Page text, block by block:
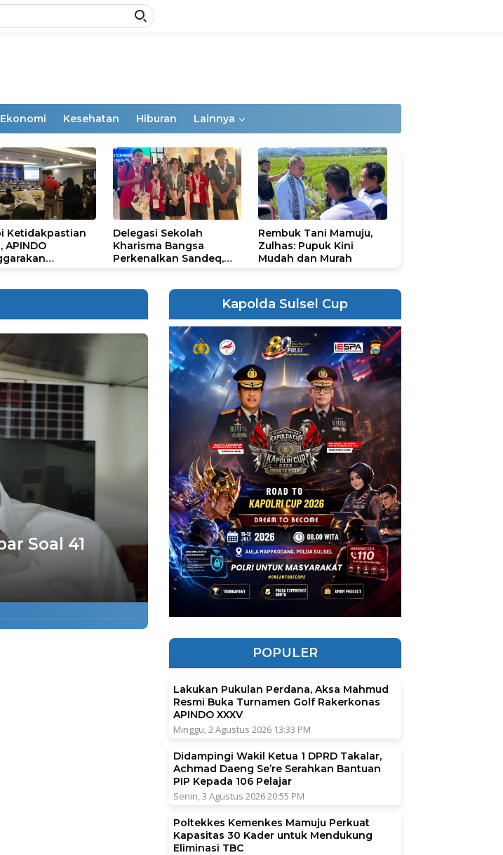
Ekonomi Kesehatan Hiburan Lainnya
Ketidakpastian
APINDO
Ekonomi
Delegasi Sekolah
Kharisma Bangsa
Perkenalkan Sandeq,
STEAM Olympiad 2026
Rembuk Tani Mamuju,
Zulhas: Pupuk Kini
Mudah dan Murah
Soal 41
Kapolda Sulsel Cup
POPULER
Lakukan Pukulan Perdana, Aksa Mahmud
Resmi Buka Turnamen Golf Rakerkonas
APINDO XXXV
Minggu, 2 Agustus 2026 13:33 PM
Didampingi Wakil Ketua 1 DPRD Takalar,
Achmad Daeng Se’re Serahkan Bantuan
PIP Kepada 106 Pelajar
Senin, 3 Agustus 2026 20:55 PM
Poltekkes Kemenkes Mamuju Perkuat
Kapasitas 30 Kader untuk Mendukung
Eliminasi TBC